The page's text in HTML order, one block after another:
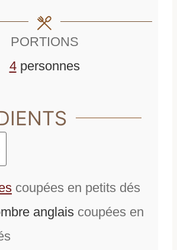
PORTIONS
4 personnes
coupées en petits dés
anglais coupées en